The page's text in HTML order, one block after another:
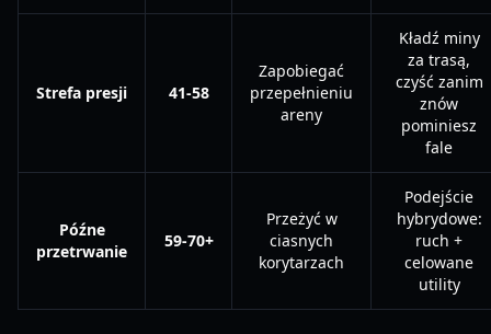
Strefa presji 41-58
Zapobiegać
przepełnieniu
areny
Kładź miny
za trasą,
czyść zanim
znów
pominiesz
fale
Późne
przetrwanie
59-70+
Przeżyć w
ciasnych
korytarzach
Podejście
hybrydowe:
ruch +
celowane
utility